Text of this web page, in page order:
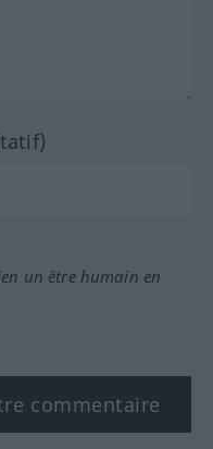
un être humain en
commentaire